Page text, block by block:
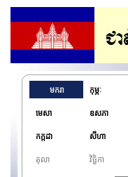
មករា កុម្ភៈ
មេសា ឧសភា
កក្កដា សីហា
តុលា វិច្ឆិកា